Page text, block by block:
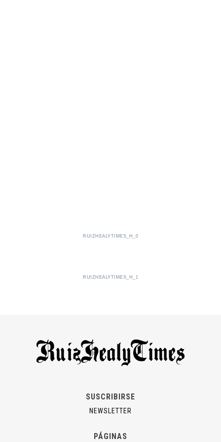
RUIZHEALYTIMES_H_0
RUIZHEALYTIMES_H_1
SUSCRIBIRSE
NEWSLETTER
PÁGINAS